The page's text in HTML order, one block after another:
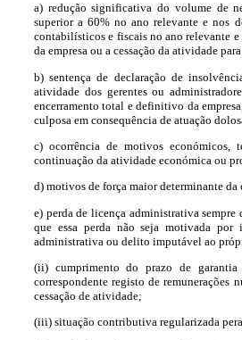
a) redução significativa do volume de
superior a 60% no ano relevante e nos
contabilísticos e fiscais no ano relevante
da empresa ou a cessação da atividade
b) sentença de declaração de
atividade dos gerentes ou
encerramento total e definitivo da
culposa em consequência de atuação
c) ocorrência de motivos económicos,
continuação da atividade económica ou
d) motivos de força maior determinante
e) perda de licença administrativa
que essa perda não seja motivada por
administrativa ou delito imputável ao
(ii) cumprimento do prazo de
correspondente registo de remunerações
cessação de atividade;
(iii) situação contributiva regularizada